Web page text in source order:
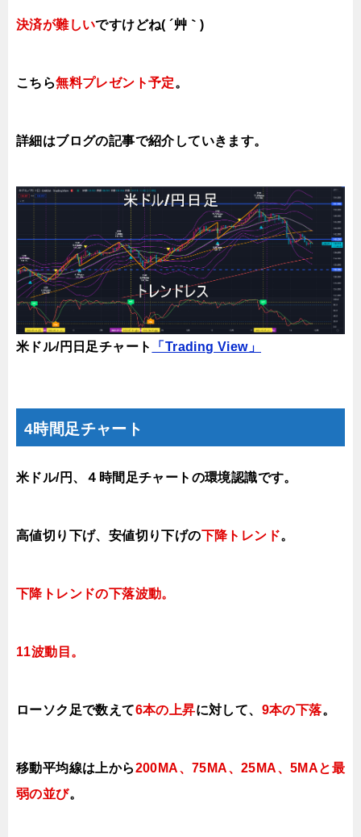
決済が難しいですけどね( ´艸｀)
こちら無料プレゼント予定。
詳細はブログの記事で紹介していきます。
米ドル/円日足チャート 「Trading View」
4時間足チャート
米ドル/円、４時間足チャートの環境認識です。
高値切り下げ、安値切り下げの下降トレンド。
下降トレンドの下落波動。
11波動目。
ローソク足で数えて6本の上昇に対して、 9本の下落。
移動平均線は上から200MA、75MA、25MA、5MAと最
弱の並び。